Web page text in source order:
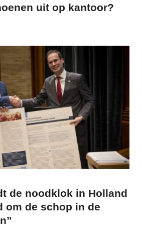
uit op kantoor?
de noodklok in Holland
om de schop in de